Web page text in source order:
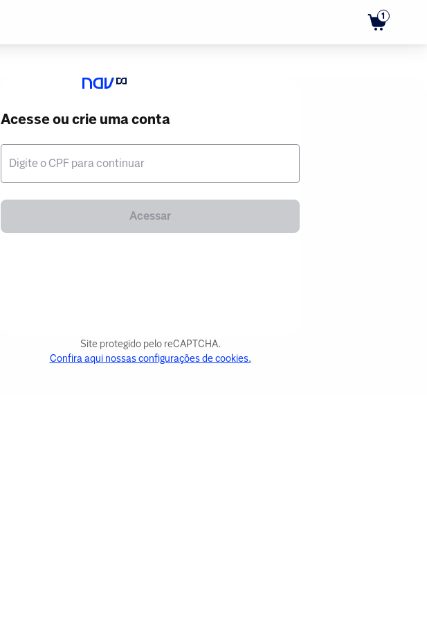
1
Acesse ou crie uma conta
Digite o CPF para continuar
Acessar
Site protegido pelo reCAPTCHA.
Confira aqui nossas configurações de cookies.